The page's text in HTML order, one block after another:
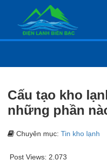
Cấu tạo kho
những phần
Chuyên mục: Tin kho lạnh
Post Views: 2.073